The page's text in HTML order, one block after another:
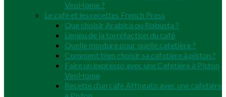
VeoHome ?
Le café et les recettes French Press
Que choisir Arabica ou Robusta ?
L’enjeu de la torréfaction du café
Quelle mouture pour quelle cafetière ?
Comment bien choisir sa cafetière à piston ?
Faire un expresso avec une Cafetière à Piston
VeoHome
Recette d’un café Affogato avec une cafetière